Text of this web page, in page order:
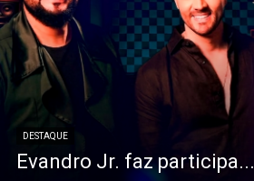
DESTAQUE
Evandro Jr. faz participa...